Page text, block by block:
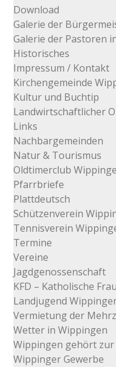
Download
Galerie der
Galerie der Pastoren
Historisches
Impressum / Kontakt
Kirchengemeinde
Kultur und Buchtip
Landwirtschaftlicher
Links
Nachbargemeinden
Natur & Tourismus
Oldtimerclub
Pfarrbriefe
Plattdeutsch
Schützenverein
Tennisverein
Termine
Vereine
Jagdgenossenschaft
KFD – Katholische
Landjugend
Vermietung der
Wetter in Wippingen
Wippingen gehört
Wippinger Gewerbe